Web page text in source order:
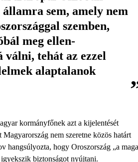
sem, amely nem
szemben,
meg ellen-
válni, tehát az ezzel
alaptalanok
kormányfőnek azt a kijelentését
nem szeretne közös határt
hangsúlyozta, hogy Oroszország „a maga
igyekszik biztonságot nyújtani.